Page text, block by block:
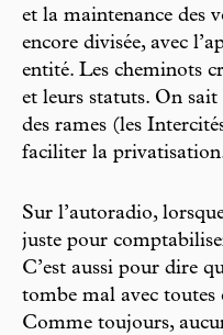
et la maintenance des
encore divisée, avec
entité. Les cheminots
et leurs statuts. On
des rames (les
faciliter la
Sur l’autoradio,
juste pour
C’est aussi pour dire
tombe mal avec toutes
Comme toujours,